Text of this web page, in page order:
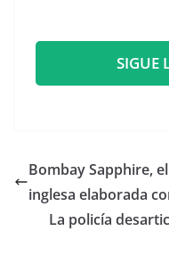
SIGUE
​Bombay Sapphire,
inglesa elaborada
La policía